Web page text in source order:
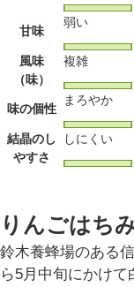
甘味
弱い
風味
（味）
複雑
味の個性
まろやか
結晶のし
やすさ
しにくい
りんごはち
鈴木養蜂場のある
ら5月中旬にかけて